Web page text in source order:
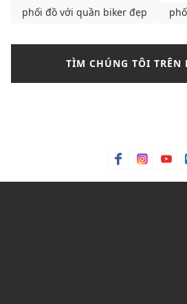
phối đồ với quần biker đẹp
thương hiệu áo khoác nam
xu hướng sandal mùa hè dành cho
Xu hướng thời trang 2023
y2k
TÌM CHÚNG TÔI TRÊN